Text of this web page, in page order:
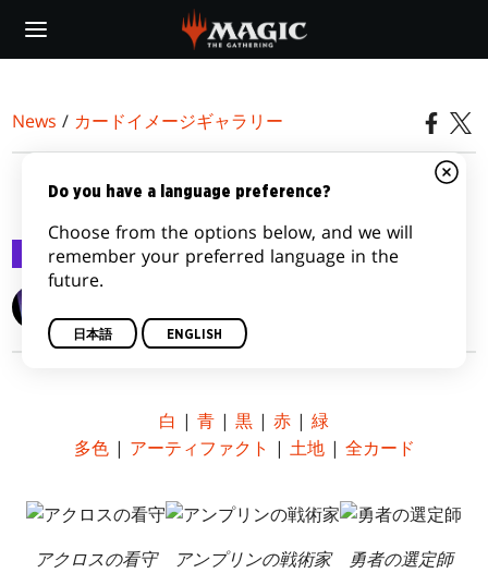
main
News / カードイメージギャラリー
『マジック・オリジン』
カードイメージギャラリー 2015/07/03
白 | 青 | 黒 | 赤 | 緑
多色| アーティファクト | 土地| 全カード
アクロスの看守 アンプリンの戦術家 勇者の選定師
Do you have a language preference?
Choose from the options below, and we will
remember your preferred language in the
future.
日本語 ENGLISH